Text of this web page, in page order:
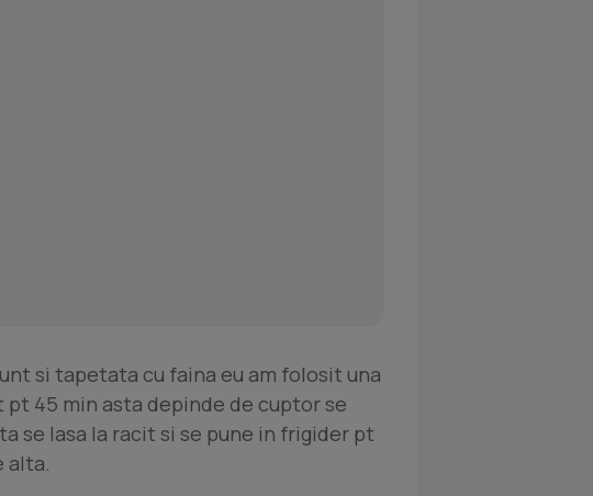
si tapetata cu faina eu am folosit una
45 min asta depinde de cuptor se
se lasa la racit si se pune in frigider pt
alta.